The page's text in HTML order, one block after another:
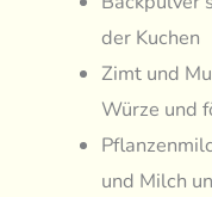
der Kuchen
Zimt und
Würze und
und Milch